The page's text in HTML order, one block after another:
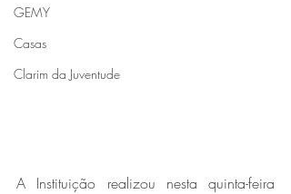
GEMY
Casas
Clarim da Juventude
A Instituição realizou nesta quinta-feira